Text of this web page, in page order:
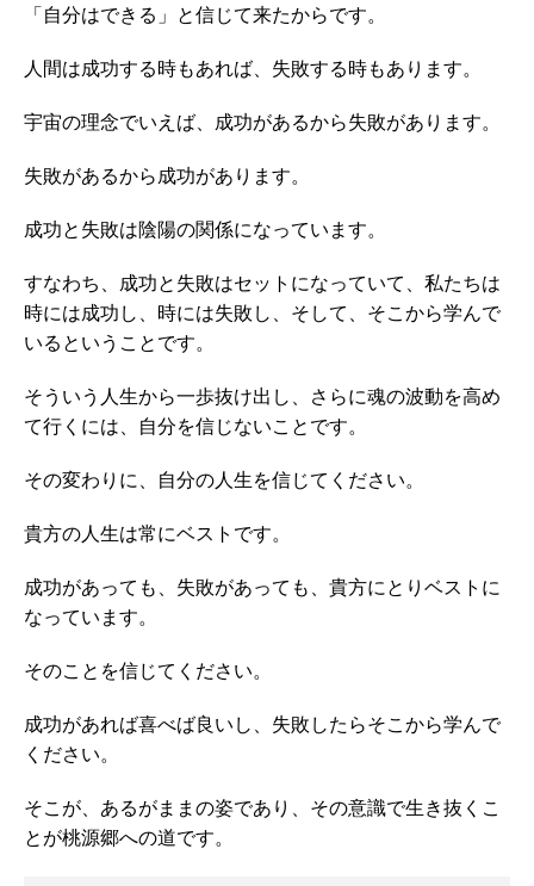
「自分はできる」と信じて来たからです。
人間は成功する時もあれば、失敗する時もあります。
宇宙の理念でいえば、成功があるから失敗があります。
失敗があるから成功があります。
成功と失敗は陰陽の関係になっています。
すなわち、成功と失敗はセットになっていて、私たちは
時には成功し、時には失敗し、そして、そこから学んで
いるということです。
そういう人生から一歩抜け出し、さらに魂の波動を高め
て行くには、自分を信じないことです。
その変わりに、自分の人生を信じてください。
貴方の人生は常にベストです。
成功があっても、失敗があっても、貴方にとりベストに
なっています。
そのことを信じてください。
成功があれば喜べば良いし、失敗したらそこから学んで
ください。
そこが、あるがままの姿であり、その意識で生き抜くこ
とが桃源郷への道です。